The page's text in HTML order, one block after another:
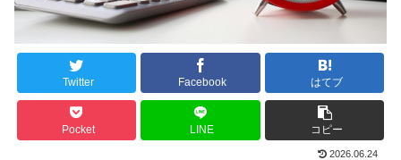
Twitter Facebook はてブ
Pocket LINE コピー
2026.06.24